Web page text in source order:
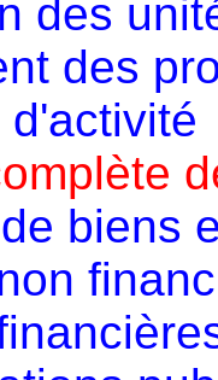
des
des
d'activité
biens